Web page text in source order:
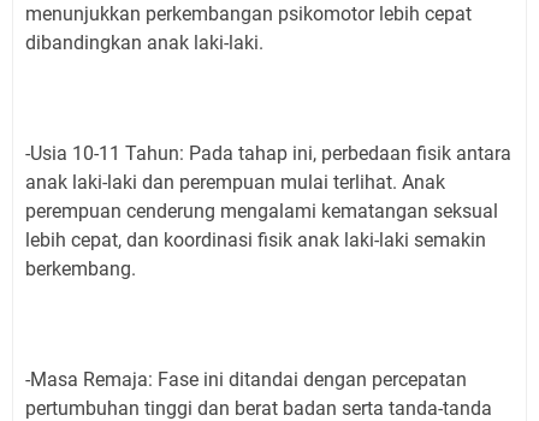
menunjukkan perkembangan psikomotor lebih cepat
dibandingkan anak laki-laki.
-Usia 10-11 Tahun: Pada tahap ini, perbedaan fisik antara
anak laki-laki dan perempuan mulai terlihat. Anak
perempuan cenderung mengalami kematangan seksual
lebih cepat, dan koordinasi fisik anak laki-laki semakin
berkembang.
-Masa Remaja: Fase ini ditandai dengan percepatan
pertumbuhan tinggi dan berat badan serta tanda-tanda